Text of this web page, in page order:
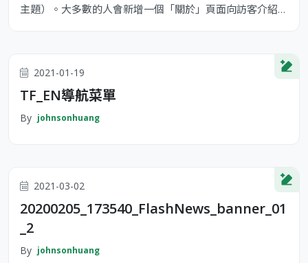
主題）。大多數的人會新增一個「關於」頁面向訪客介紹自
Doohickey Comany 成立於 1971 年，公司成立以來，
2021-01-19
TF_EN導航菜單
By johnsonhuang
2021-03-02
20200205_173540_FlashNews_banner_01
_2
By johnsonhuang